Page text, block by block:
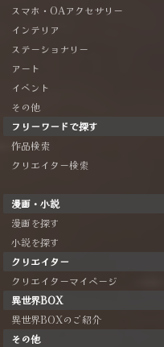
スマホ・OAアクセサリー
インテリア
ステーショナリー
アート
イベント
その他
フリーワードで探す
作品検索
クリエイター検索
漫画・小説
漫画を探す
小説を探す
クリエイター
クリエイターマイページ
異世界BOX
異世界BOXのご紹介
その他